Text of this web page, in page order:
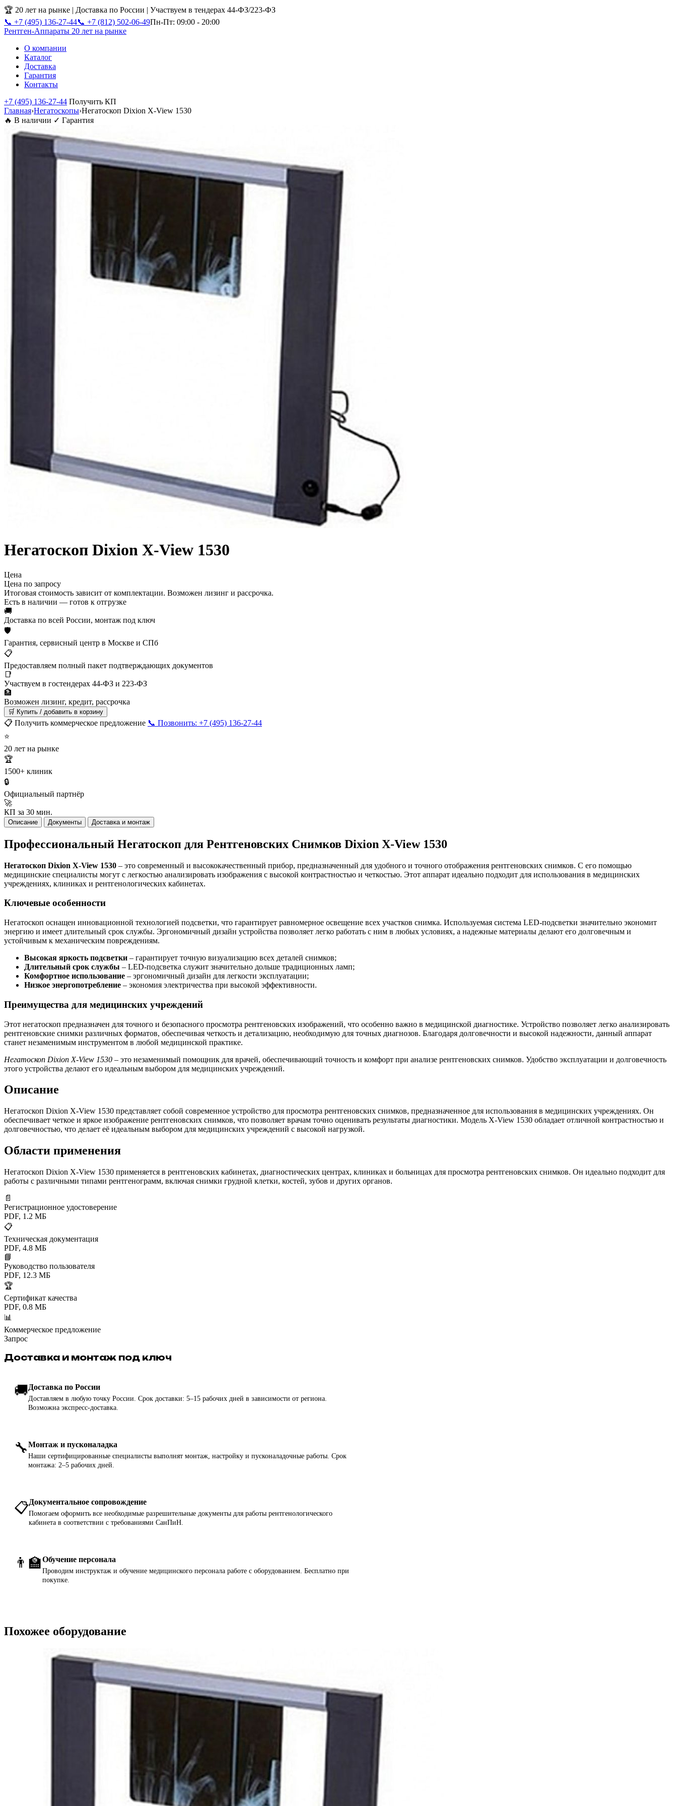
🏆 20 лет на рынке | Доставка по России | Участвуем в тендерах 44-ФЗ/223-ФЗ
📞 +7 (495) 136-27-44📞 +7 (812) 502-06-49Пн-Пт: 09:00 - 20:00
Рентген-Аппараты 20 лет на рынке
О компании
Каталог
Доставка
Гарантия
Контакты
+7 (495) 136-27-44 Получить КП
Главная›Негатоскопы›Негатоскоп Dixion X-View 1530
🔥 В наличии ✓ Гарантия
Негатоскоп Dixion X-View 1530
Цена
Цена по запросу
Итоговая стоимость зависит от комплектации. Возможен лизинг и рассрочка.
Есть в наличии — готов к отгрузке
🚚
Доставка по всей России, монтаж под ключ
🛡
Гарантия, сервисный центр в Москве и СПб
📋
Предоставляем полный пакет подтверждающих документов
📑
Участвуем в гостендерах 44-ФЗ и 223-ФЗ
🏦
Возможен лизинг, кредит, рассрочка
🛒 Купить / добавить в корзину
📋 Получить коммерческое предложение 📞 Позвонить: +7 (495) 136-27-44
⭐
20 лет на рынке
🏆
1500+ клиник
🔒
Официальный партнёр
🚀
КП за 30 мин.
Описание Документы Доставка и монтаж
Профессиональный Негатоскоп для Рентгеновских Снимков Dixion X-View 1530
Негатоскоп Dixion X-View 1530 – это современный и высококачественный прибор, предназначенный для удобного и точного отображения рентгеновских снимков. С его помощью
медицинские специалисты могут с легкостью анализировать изображения с высокой контрастностью и четкостью. Этот аппарат идеально подходит для использования в медицинских
учреждениях, клиниках и рентгенологических кабинетах.
Ключевые особенности
Негатоскоп оснащен инновационной технологией подсветки, что гарантирует равномерное освещение всех участков снимка. Используемая система LED-подсветки значительно экономит
энергию и имеет длительный срок службы. Эргономичный дизайн устройства позволяет легко работать с ним в любых условиях, а надежные материалы делают его долговечным и
устойчивым к механическим повреждениям.
Высокая яркость подсветки – гарантирует точную визуализацию всех деталей снимков;
Длительный срок службы – LED-подсветка служит значительно дольше традиционных ламп;
Комфортное использование – эргономичный дизайн для легкости эксплуатации;
Низкое энергопотребление – экономия электричества при высокой эффективности.
Преимущества для медицинских учреждений
Этот негатоскоп предназначен для точного и безопасного просмотра рентгеновских изображений, что особенно важно в медицинской диагностике. Устройство позволяет легко анализировать
рентгеновские снимки различных форматов, обеспечивая четкость и детализацию, необходимую для точных диагнозов. Благодаря долговечности и высокой надежности, данный аппарат
станет незаменимым инструментом в любой медицинской практике.
Негатоскоп Dixion X-View 1530 – это незаменимый помощник для врачей, обеспечивающий точность и комфорт при анализе рентгеновских снимков. Удобство эксплуатации и долговечность
этого устройства делают его идеальным выбором для медицинских учреждений.
Описание
Негатоскоп Dixion X-View 1530 представляет собой современное устройство для просмотра рентгеновских снимков, предназначенное для использования в медицинских учреждениях. Он
обеспечивает четкое и яркое изображение рентгеновских снимков, что позволяет врачам точно оценивать результаты диагностики. Модель X-View 1530 обладает отличной контрастностью и
долговечностью, что делает её идеальным выбором для медицинских учреждений с высокой нагрузкой.
Области применения
Негатоскоп Dixion X-View 1530 применяется в рентгеновских кабинетах, диагностических центрах, клиниках и больницах для просмотра рентгеновских снимков. Он идеально подходит для
работы с различными типами рентгенограмм, включая снимки грудной клетки, костей, зубов и других органов.
📄
Регистрационное удостоверение
PDF, 1.2 МБ
📋
Техническая документация
PDF, 4.8 МБ
📘
Руководство пользователя
PDF, 12.3 МБ
🏆
Сертификат качества
PDF, 0.8 МБ
📊
Коммерческое предложение
Запрос
Доставка и монтаж под ключ
🚚Доставка по России
Доставляем в любую точку России. Срок доставки: 5–15 рабочих дней в зависимости от региона.
Возможна экспресс-доставка.
🔧Монтаж и пусконаладка
Наши сертифицированные специалисты выполнят монтаж, настройку и пусконаладочные работы. Срок
монтажа: 2–5 рабочих дней.
📋Документальное сопровождение
Помогаем оформить все необходимые разрешительные документы для работы рентгенологического
кабинета в соответствии с требованиями СанПиН.
👨‍🏫Обучение персонала
Проводим инструктаж и обучение медицинского персонала работе с оборудованием. Бесплатно при
покупке.
Похожее оборудование